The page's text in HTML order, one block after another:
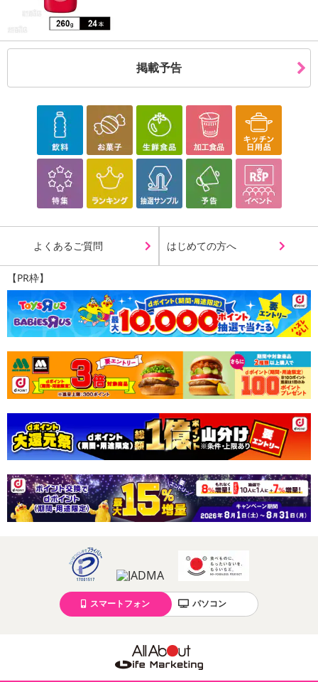
・注意事項：同工場では、小麦、乳、卵、落花生を使用した製品を
製造しております。
商品到着時点でのお日持ち期間は、配送日数などにより異なります
のでご了承ください。
【キャンセルについて】
※お申込み後のキャンセルはお受けできません。
記載されている内容を必ずご確認いただき、お届けする商品セット
にご納得いただきましたうえでお申し込みください。
※パッケージ変更や商品リニューアル（成分など含む）等により、
参考の掲載画像や画像内のバーコードなど、お届け商品と多少異な
また、[新たな加工食品の原料原産地表示制度]の経過措置期間の終
了により、商品詳細内に記載の原産国・原材料の表記が旧表記の場
合がございます。
あらかじめご了承いただいた上でお申込みください。なお、本理由
によるお申込み後のキャンセル・返品交換は対応いたしかねます。
【お支払いについて】
※送料はお試し費用に含まれております。
ンクまとめて支払い、楽天ペイ、メルペイ、AEON Pay、Amazon
Payでお支払いの場合、決済のため外部サイトへ遷移します。
※予約商品は決済手段ごとに定められた決済期限日にお支払いを完
さい。
【配送伝票番号について】
伝票番号がマイページに表示されない場合もございます。
【配送日時の指定について】
※配送日時の指定が可能な商品の場合、商品によってご指定できる
配送日、配送時間が異なる可能性がございます。
掲載予告
よくあるご質問 はじめての方へ
【PR枠】
スマートフォン パソコン